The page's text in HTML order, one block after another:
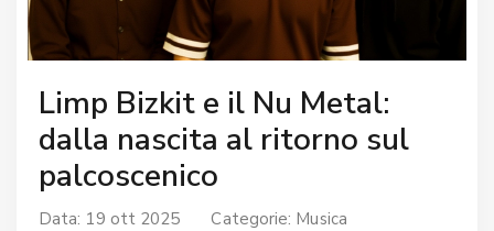
Limp Bizkit e il Nu Metal:
dalla nascita al ritorno sul
palcoscenico
Data: 19 ott 2025 Categorie: Musica